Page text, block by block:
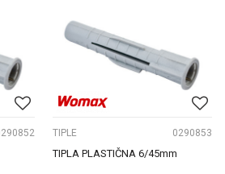
TIPLE 0290853
TIPLA PLASTIČNA 6/45mm